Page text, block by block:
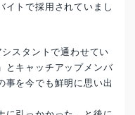
イトで採用されていまし
スタントで通わせてい
とキャッチアップメンバ
事を今でも鮮明に思い出